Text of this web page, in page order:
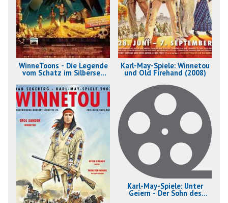
WinneToons - Die Legende
vom Schatz im Silbersee
Karl-May-Spiele: Winnetou
und Old Firehand (2008)
Karl-May-Spiele: Unter
Geiern - Der Sohn des